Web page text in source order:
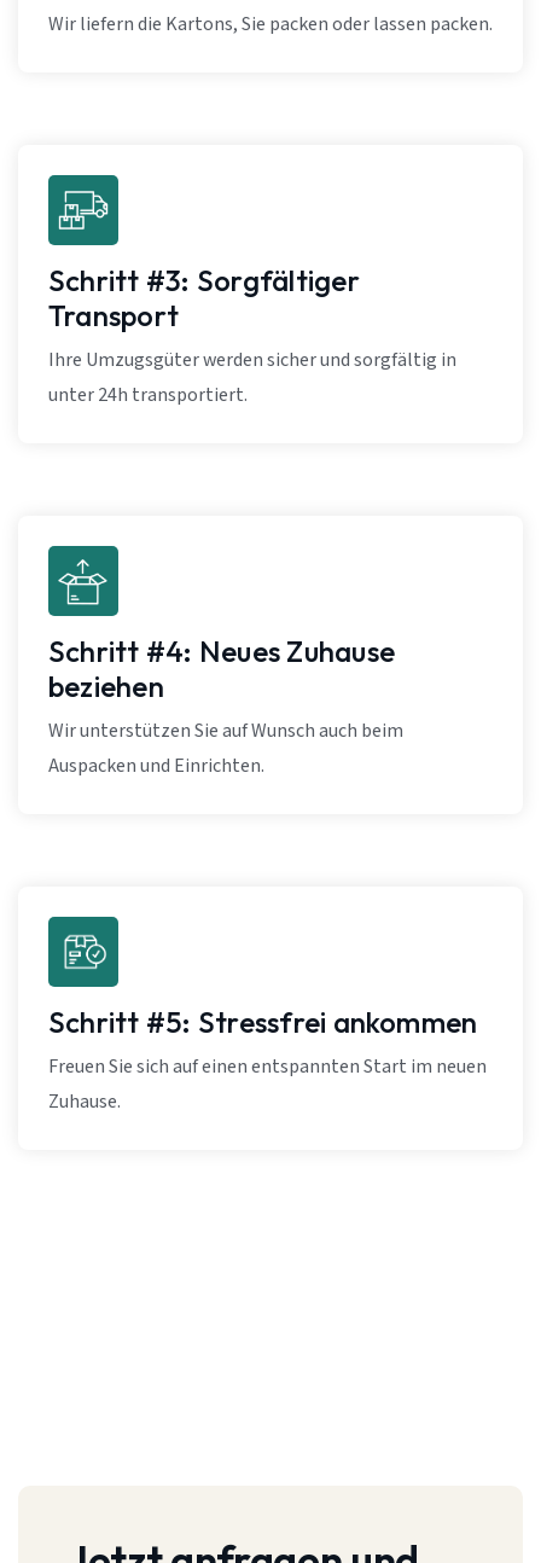
Wir liefern die Kartons, Sie packen oder lassen packen.
Schritt #3: Sorgfältiger
Transport
Ihre Umzugsgüter werden sicher und sorgfältig in
unter 24h transportiert.
Schritt #4: Neues Zuhause
beziehen
Wir unterstützen Sie auf Wunsch auch beim
Auspacken und Einrichten.
Schritt #5: Stressfrei ankommen
Freuen Sie sich auf einen entspannten Start im neuen
Zuhause.